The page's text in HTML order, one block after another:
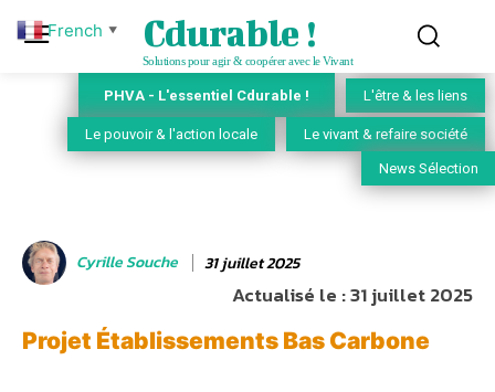
Cdurable !
Solutions pour agir & coopérer avec le Vivant
PHVA - L'essentiel Cdurable ! L'être & les liens
Le pouvoir & l'action locale Le vivant & refaire société
News Sélection
Cyrille Souche 31 juillet 2025
Actualisé le :31 juillet 2025
Projet Établissements Bas Carbone
French ▼